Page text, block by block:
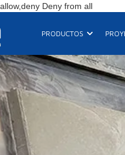
Deny from allIr
PRODUCTOS Abrir